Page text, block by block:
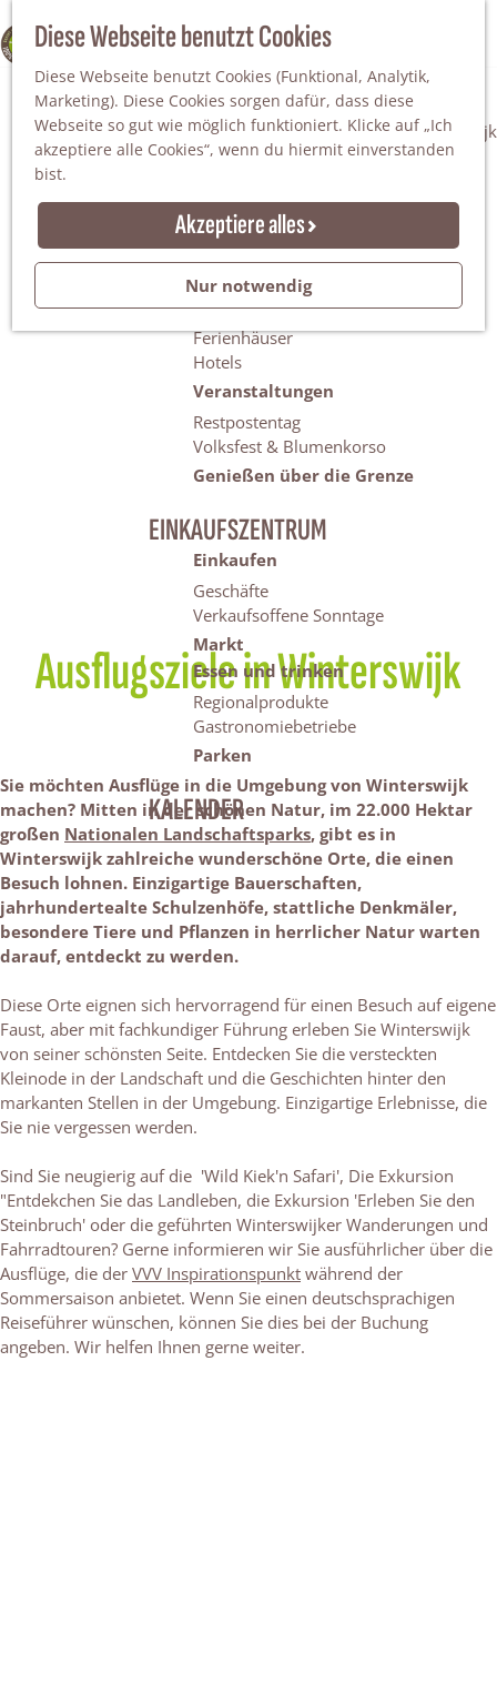
Diese Webseite benutzt Cookies
Diese Webseite benutzt Cookies (Funktional, Analytik,
Marketing). Diese Cookies sorgen dafür, dass diese
Webseite so gut wie möglich funktioniert. Klicke auf „Ich
akzeptiere alle Cookies“, wenn du hiermit einverstanden
bist.
Akzeptiere alles
Nur notwendig
100% WINTERSWIJK
S
u
c
h
e
n
M
e
n
ü
Da staunt man!
Freiheitsbäume
Natur
Naturgebiete
Nationaler Landschaftspark Winterswijk
Der Steingrube
Gärten & Parks
Übernachten
Campingplätze & Ferienparks
Gruppenunterkünfte
Bed & Breakfasts
Ferienhäuser
Hotels
Veranstaltungen
Restpostentag
Volksfest & Blumenkorso
Genießen über die Grenze
EINKAUFSZENTRUM
Einkaufen
Geschäfte
Verkaufsoffene Sonntage
Markt
Essen und trinken
Regionalprodukte
Gastronomiebetriebe
Parken
KALENDER
Ausflugsziele in Winterswijk
Sie möchten Ausflüge in die Umgebung von Winterswijk
machen? Mitten in der schönen Natur, im 22.000 Hektar
großen Nationalen Landschaftsparks, gibt es in
Winterswijk zahlreiche wunderschöne Orte, die einen
Besuch lohnen. Einzigartige Bauerschaften,
jahrhundertealte Schulzenhöfe, stattliche Denkmäler,
besondere Tiere und Pflanzen in herrlicher Natur warten
darauf, entdeckt zu werden.
Diese Orte eignen sich hervorragend für einen Besuch auf eigene
Faust, aber mit fachkundiger Führung erleben Sie Winterswijk
von seiner schönsten Seite. Entdecken Sie die versteckten
Kleinode in der Landschaft und die Geschichten hinter den
markanten Stellen in der Umgebung. Einzigartige Erlebnisse, die
Sie nie vergessen werden.
Sind Sie neugierig auf die 'Wild Kiek'n Safari', Die Exkursion
"Entdekchen Sie das Landleben, die Exkursion 'Erleben Sie den
Steinbruch' oder die geführten Winterswijker Wanderungen und
Fahrradtouren? Gerne informieren wir Sie ausführlicher über die
Ausflüge, die der VVV Inspirationspunkt während der
Sommersaison anbietet. Wenn Sie einen deutschsprachigen
Reiseführer wünschen, können Sie dies bei der Buchung
angeben. Wir helfen Ihnen gerne weiter.